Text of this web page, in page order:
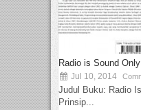
Radio is Sound Only
Jul 10, 2014
Judul Buku: Radio
Prinsip...